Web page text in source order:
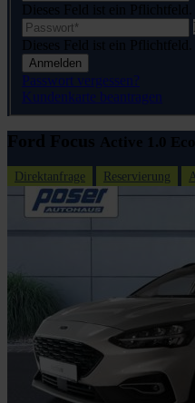
Dieses Feld ist ein Pflichtfeld.
Dieses Feld ist ein Pflichtfeld.
Anmelden
Passwort vergessen?
Kundenkarte beantragen
Ford Focus Active 1.0
Direktanfrage Reservierung